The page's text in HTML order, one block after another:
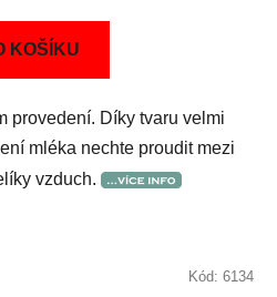
KOŠÍKU
provedení. Díky tvaru velmi
mléka nechte proudit mezi
vzduch.
Kód: 6134